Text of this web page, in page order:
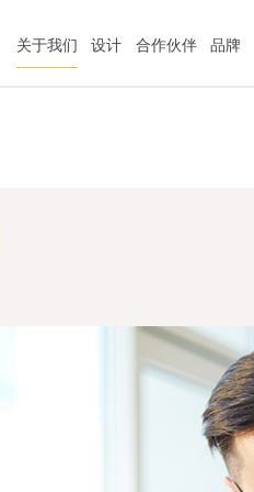
关于我们 设计 合作伙伴 品牌